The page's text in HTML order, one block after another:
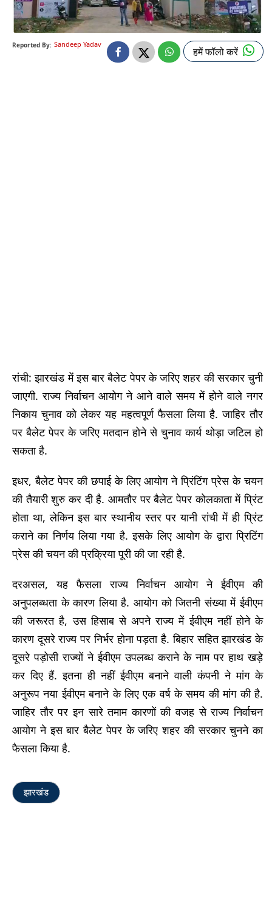
Reported By: Sandeep Yadav
हमें फॉलो करें
रांची: झारखंड में इस बार बैलेट पेपर के जरिए शहर की सरकार चुनी
जाएगी. राज्य निर्वाचन आयोग ने आने वाले समय में होने वाले नगर
निकाय चुनाव को लेकर यह महत्वपूर्ण फैसला लिया है. जाहिर तौर
पर बैलेट पेपर के जरिए मतदान होने से चुनाव कार्य थोड़ा जटिल हो
सकता है.
इधर, बैलेट पेपर की छपाई के लिए आयोग ने प्रिंटिंग प्रेस के चयन
की तैयारी शुरु कर दी है. आमतौर पर बैलेट पेपर कोलकाता में प्रिंट
होता था, लेकिन इस बार स्थानीय स्तर पर यानी रांची में ही प्रिंट
कराने का निर्णय लिया गया है. इसके लिए आयोग के द्वारा प्रिटिंग
प्रेस की चयन की प्रक्रिया पूरी की जा रही है.
दरअसल, यह फैसला राज्य निर्वाचन आयोग ने ईवीएम की
अनुपलब्धता के कारण लिया है. आयोग को जितनी संख्या में ईवीएम
की जरूरत है, उस हिसाब से अपने राज्य में ईवीएम नहीं होने के
कारण दूसरे राज्य पर निर्भर होना पड़ता है. बिहार सहित झारखंड के
दूसरे पड़ोसी राज्यों ने ईवीएम उपलब्ध कराने के नाम पर हाथ खड़े
कर दिए हैं. इतना ही नहीं ईवीएम बनाने वाली कंपनी ने मांग के
अनुरूप नया ईवीएम बनाने के लिए एक वर्ष के समय की मांग की है.
जाहिर तौर पर इन सारे तमाम कारणों की वजह से राज्य निर्वाचन
आयोग ने इस बार बैलेट पेपर के जरिए शहर की सरकार चुनने का
फैसला किया है.
झारखंड